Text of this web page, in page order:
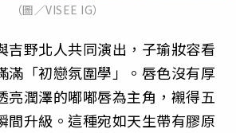
（圖／VISEE IG）
吉野北人共同演出，子瑜妝容看
滿「初戀氛圍學」。唇色沒有厚
亮潤澤的嘟嘟唇為主角，襯得五
間升級。這種宛如天生帶有膠原